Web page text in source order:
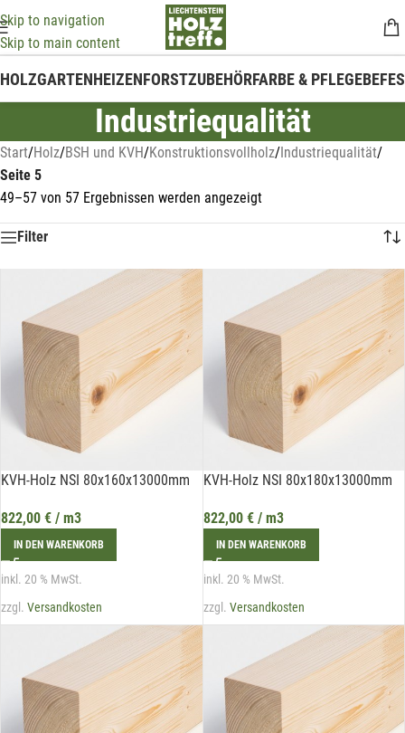
Skip to navigation
Skip to main content
HOLZGARTENHEIZENFORSTZUBEHÖRFARBE & PFLEGE
Industriequalität
Start/Holz/BSH und KVH/Konstruktionsvollholz/Industriequalität/
Seite 5
49–57 von 57 Ergebnissen werden angezeigt
Filter
KVH-Holz NSI 80x160x13000mm
822,00 € / m3
IN DEN WARENKORB
inkl. 20 % MwSt.
zzgl. Versandkosten
KVH-Holz NSI 80x180x13000mm
822,00 €/ m3
IN DEN WARENKORB
inkl. 20 % MwSt.
zzgl. Versandkosten